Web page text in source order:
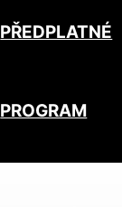
PŘEDPLATNÉ
PROGRAM